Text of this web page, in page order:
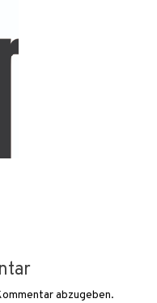
abzugeben.